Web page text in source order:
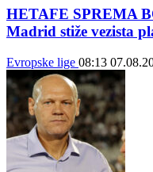
HETAFE SPREMA
Madrid stiže vezista
Evropske lige 08:13